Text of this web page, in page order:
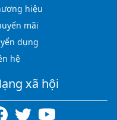
hiệu
mãi
dụng
hệ
xã hội